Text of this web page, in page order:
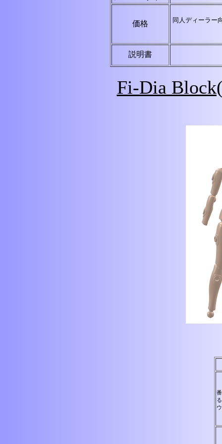
価格 同人ディーラー
説明書
Fi-Dia